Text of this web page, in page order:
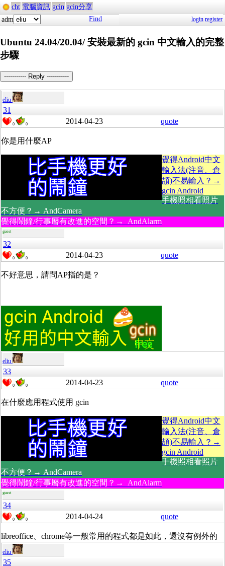
cht 電腦資訊 gcin gcin分享
adm
Find login register
Ubuntu 24.04/20.04/ 安裝最新的 gcin 中文輸入的完整
步驟
----------- Reply -----------
eliu
31
0 0 2014-04-23 quote
你是用什麼AP
覺得Android中文
輸入法(注音、倉
頡)不易輸入？→
gcin Android
手機照相看照片
不方便？→ AndCamera
覺得鬧鐘/行事曆有改進的空間？→ AndAlarm
guest
32
0 0 2014-04-23 quote
不好意思，請問AP指的是？
eliu
33
0 0 2014-04-23 quote
在什麼應用程式使用 gcin
覺得Android中文
輸入法(注音、倉
頡)不易輸入？→
gcin Android
手機照相看照片
不方便？→ AndCamera
覺得鬧鐘/行事曆有改進的空間？→ AndAlarm
guest
34
0 0 2014-04-24 quote
libreoffice、chrome等一般常用的程式都是如此，還沒有例外的
eliu
35